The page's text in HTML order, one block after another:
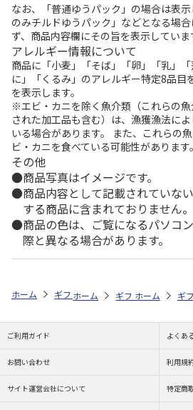
なお、「普通ゆうパック」の場合は表
のみチルドゆうパック」などとなる場
ず、商品内容欄にその旨を表示していま
アレルギー情報について
商品に「小麦」「そば」「卵」「乳」
に」「くるみ」のアレルギー特定8品目
を表示します。
※エビ・カニを除く魚介類（これらの
された加工品も含む）は、漁獲漁法に
いる場合があります。 また、これらの
ビ・カニを食べている可能性があります。
その他
商品写真はイメージです。
商品内容として記載されていな
する商品に含まれておりません。
商品の色は、ご覧になるパソコ
際と異なる場合があります。
ホーム ギフトストア お中元・夏ギフ
ホーム ギフトストア
ホーム ギ
ご利用ガイド よくあ
お問い合わせ 利用規
サイト運営会社について 特定商